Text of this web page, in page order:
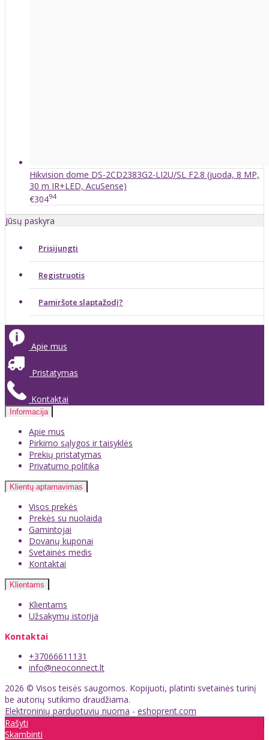
Hikvision dome DS-2CD2383G2-LI2U/SL F2.8 (juoda, 8 MP,
30 m IR+LED, AcuSense)
€30494
Jūsų paskyra
Prisijungti
Registruotis
Pamiršote slaptažodį?
Apie mus
Pristatymas
Kontaktai
Informacija
Apie mus
Pirkimo sąlygos ir taisyklės
Prekių pristatymas
Privatumo politika
Klientų aptarnavimas
Visos prekės
Prekės su nuolaida
Gamintojai
Dovanų kuponai
Svetainės medis
Kontaktai
Klientams
Klientams
Užsakymų istorija
Kontaktai
+37066611131
info@neoconnect.lt
2026 © Visos teisės saugomos. Kopijuoti, platinti svetainės turinį
be autorių sutikimo draudžiama.
Elektroninių parduotuvių nuoma - eshoprent.com
Rašyti
Skambinti